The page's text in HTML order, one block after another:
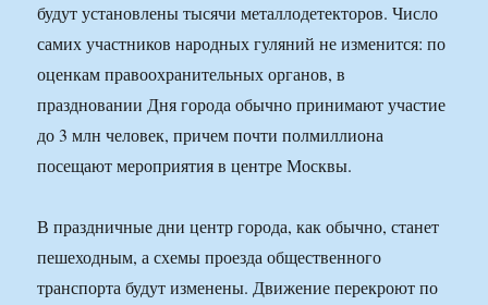
будут установлены тысячи металлодетекторов. Число
самих участников народных гуляний не изменится: по
оценкам правоохранительных органов, в
праздновании Дня города обычно принимают участие
до 3 млн человек, причем почти полмиллиона
посещают мероприятия в центре Москвы.
В праздничные дни центр города, как обычно, станет
пешеходным, а схемы проезда общественного
транспорта будут изменены. Движение перекроют по